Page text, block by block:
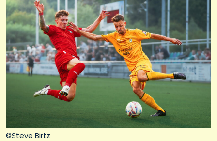
©Steve Birtz